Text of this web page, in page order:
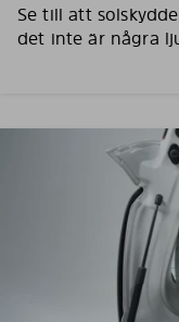
Se till att
det inte är några